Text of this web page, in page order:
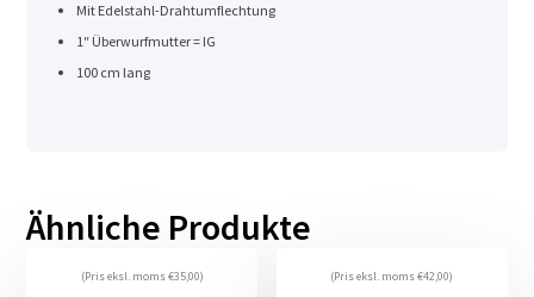
Mit Edelstahl-Drahtumflechtung
1″ Überwurfmutter = IG
100 cm lang
Ähnliche Produkte
(Pris eksl. moms€35,00) (Pris eksl. moms€42,00)